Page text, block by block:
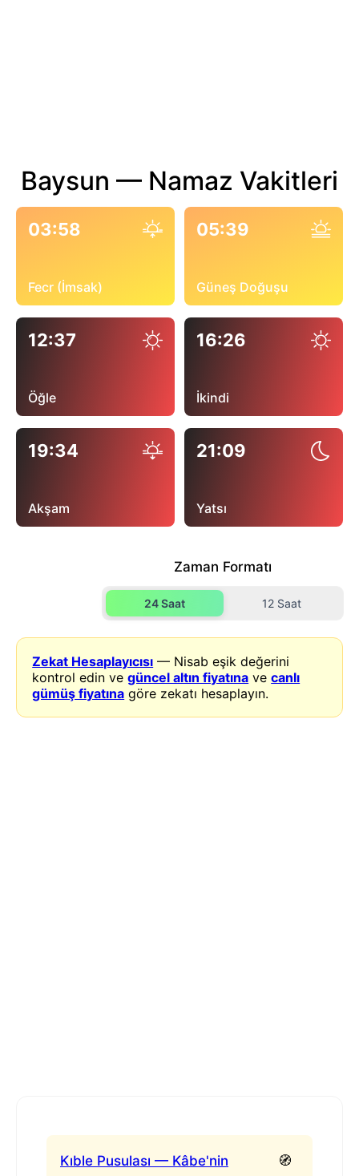
Baysun — Namaz Vakitleri
03:58
Fecr (İmsak)
05:39
Güneş Doğuşu
12:37
Öğle
16:26
İkindi
19:34
Akşam
21:09
Yatsı
Zaman Formatı
24 Saat 12 Saat
Zekat Hesaplayıcısı — Nisab eşik değerini
kontrol edin vegüncel altın fiyatına vecanlı
gümüş fiyatına göre zekatı hesaplayın.
Kıble Pusulası — Kâbe'nin
🧭